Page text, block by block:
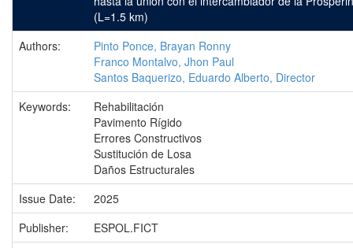
(L=1.5 km)
Authors:
Pinto Ponce, Brayan Ronny
Franco Montalvo, Jhon Paul
Santos Baquerizo, Eduardo Alberto, Director
Keywords:
Rehabilitación
Pavimento Rígido
Errores Constructivos
Sustitución de Losa
Daños Estructurales
Issue Date:
2025
Publisher:
ESPOL.FICT